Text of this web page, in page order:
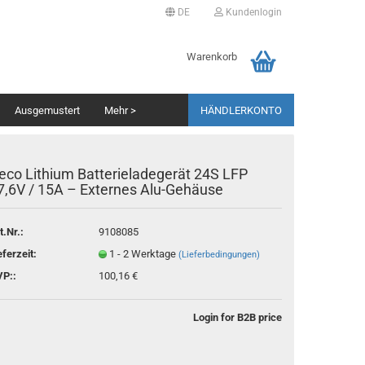
DE
auswählen
Kundenlogin
Warenkorb
Ausgemustert HÄNDLERKONTO
Mehr >
Lithium Batterieladegerät 24S LFP
/ 15A – Externes Alu-Gehäuse
9108085
1 - 2 Werktage (Lieferbedingungen)
100,16 €
Login for B2B price